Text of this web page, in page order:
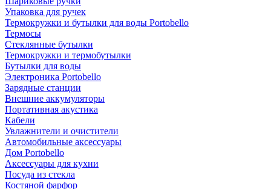
Упаковка для ручек
Термокружки и бутылки для воды Portobello
Термосы
Стеклянные бутылки
Термокружки и термобутылки
Бутылки для воды
Электроника Portobello
Зарядные станции
Внешние аккумуляторы
Портативная акустика
Кабели
Увлажнители и очистители
Автомобильные аксессуары
Дом Portobello
Аксессуары для кухни
Посуда из стекла
Костяной фарфор